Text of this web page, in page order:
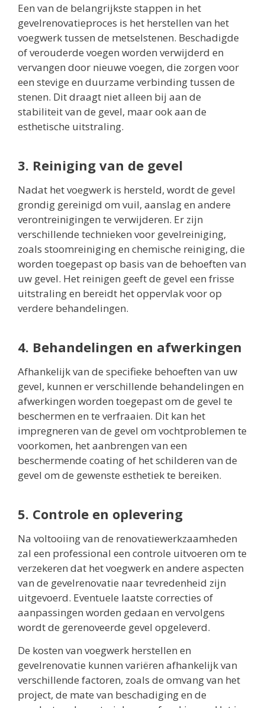
Een van de belangrijkste stappen in het
gevelrenovatieproces is het herstellen van het
voegwerk tussen de metselstenen. Beschadigde
of verouderde voegen worden verwijderd en
vervangen door nieuwe voegen, die zorgen voor
een stevige en duurzame verbinding tussen de
stenen. Dit draagt niet alleen bij aan de
stabiliteit van de gevel, maar ook aan de
esthetische uitstraling.
3. Reiniging van de gevel
Nadat het voegwerk is hersteld, wordt de gevel
grondig gereinigd om vuil, aanslag en andere
verontreinigingen te verwijderen. Er zijn
verschillende technieken voor gevelreiniging,
zoals stoomreiniging en chemische reiniging, die
worden toegepast op basis van de behoeften van
uw gevel. Het reinigen geeft de gevel een frisse
uitstraling en bereidt het oppervlak voor op
verdere behandelingen.
4. Behandelingen en afwerkingen
Afhankelijk van de specifieke behoeften van uw
gevel, kunnen er verschillende behandelingen en
afwerkingen worden toegepast om de gevel te
beschermen en te verfraaien. Dit kan het
impregneren van de gevel om vochtproblemen te
voorkomen, het aanbrengen van een
beschermende coating of het schilderen van de
gevel om de gewenste esthetiek te bereiken.
5. Controle en oplevering
Na voltooiing van de renovatiewerkzaamheden
zal een professional een controle uitvoeren om te
verzekeren dat het voegwerk en andere aspecten
van de gevelrenovatie naar tevredenheid zijn
uitgevoerd. Eventuele laatste correcties of
aanpassingen worden gedaan en vervolgens
wordt de gerenoveerde gevel opgeleverd.
De kosten van voegwerk herstellen en
gevelrenovatie kunnen variëren afhankelijk van
verschillende factoren, zoals de omvang van het
project, de mate van beschadiging en de